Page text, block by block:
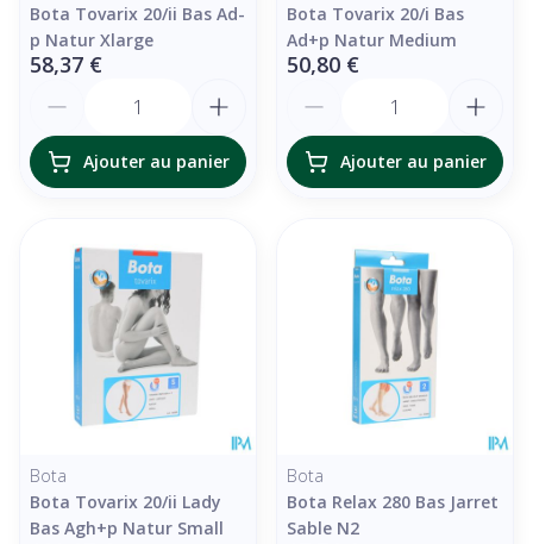
Bota Tovarix 20/ii Bas Ad-
p Natur Xlarge
58,37 €
Ajouter au panier
Bota Tovarix 20/i Bas
Ad+p Natur Medium
50,80 €
Ajouter au panier
Bota
Bota Tovarix 20/ii Lady
Bas Agh+p Natur Small
Bota
Bota Relax 280 Bas Jarret
Sable N2